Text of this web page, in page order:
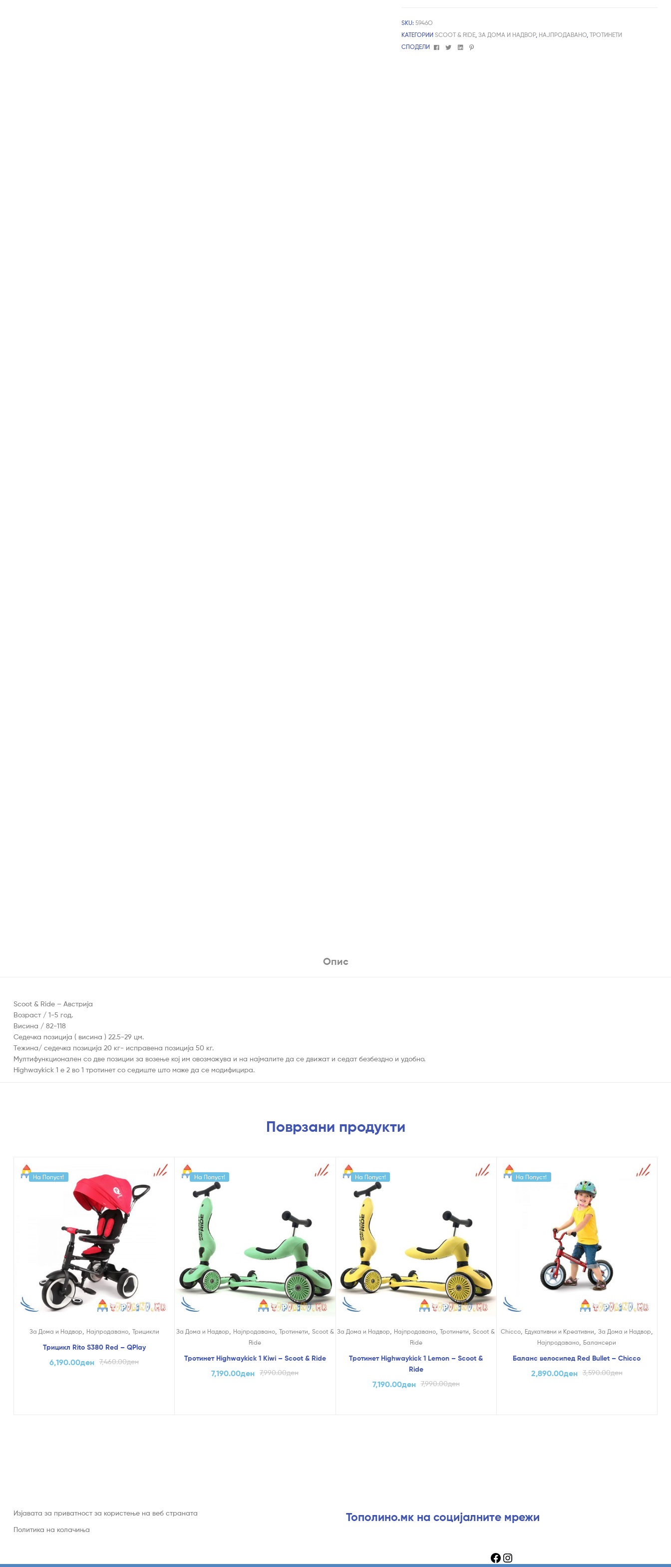
SKU:5946О
КАТЕГОРИИSCOOT & RIDE ,ЗА ДОМА И НАДВОР, НАЈПРОДАВАНО ,ТРОТИНЕТИ
СПОДЕЛИ
FacebookTwitterLinkedin
Pinterest
Опис
Scoot & Ride – Австрија
Возраст / 1-5 год.
Висина / 82-118
Седечка позиција ( висина ) 22.5-29 цм.
Тежина/ седечка позиција 20 кг- исправена позиција 50 кг.
Мултифункционален со две позиции за возење кој им овозможува и на најмалите да се движат и седат безбездно и удобно.
Highwaykick 1 е 2 во 1 тротинет со седиште што може да се модифицира.
Поврзани продукти
На Попуст!
За Дома и Надвор Најпродавано, Трицикли
Трицикл Rito S380 Red – QPlay
7,460.00ден
6,190.00ден
На Попуст!
За Дома и Надвор Најпродавано, Тротинети Scoot &
Ride
Тротинет Highwaykick 1 Kiwi – Scoot & Ride
7,990.00ден
7,190.00ден
На Попуст!
За Дома и Надвор Најпродавано ,Тротинети ,Scoot &
Ride
Тротинет Highwaykick 1 Lemon – Scoot &
Ride
7,990.00ден
7,190.00ден
На Попуст!
Chicco, Едукативни и Креативни За Дома и Надвор
Најпродавано Балансери
Баланс велосипед Red Bullet – Chicco
3,590.00ден
2,890.00ден
Изјавата за приватност за користење на веб страната
Политика на колачиња
Тополино.мк на социјалните мрежи